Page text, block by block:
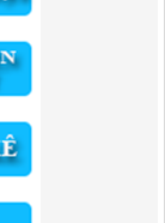
vốn đầu tư
quyết thủ tục
thẩm quyền giải